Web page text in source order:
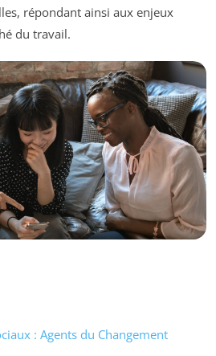
répondant ainsi aux enjeux
du travail.
: Agents du Changement